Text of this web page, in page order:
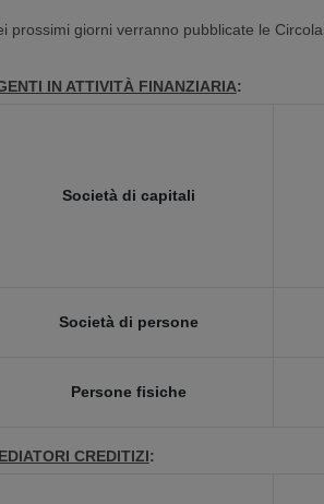
prossimi giorni verranno pubblicate le
IN ATTIVITÀ FINANZIARIA:
Società di capitali
Società di persone
Persone fisiche
CREDITIZI: